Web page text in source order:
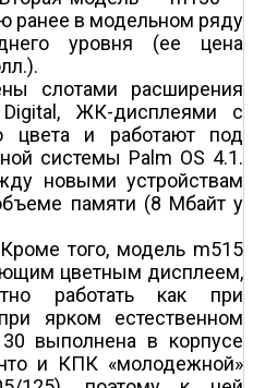
ранее в модельном ряду
уровня (ее цена
слотами расширения
ЖК-дисплеями с
цвета и работают под
системы Palm OS 4.1.
новыми устройствам
памяти (8 Мбайт у
того, модель m515
цветным дисплеем,
работать как при
ярком естественном
выполнена в корпусе
и КПК «молодежной»